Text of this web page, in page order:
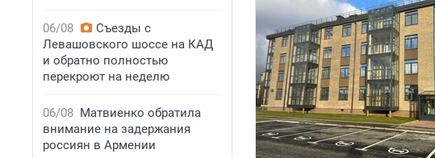
06/08
Съезды с
Левашовского шоссе на КАД
и обратно полностью
перекроют на неделю
06/08 Матвиенко обратила
внимание на задержания
россиян в Армении